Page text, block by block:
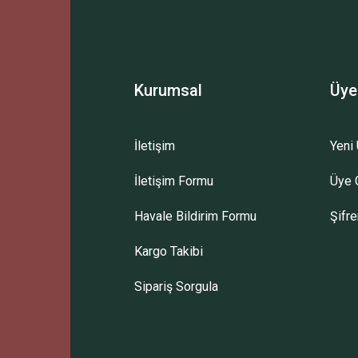
Gönder
Kurumsal
İletişim
İletişim Formu
Havale Bildirim Formu
Kargo Takibi
Sipariş Sorgula
Yeni
Üye